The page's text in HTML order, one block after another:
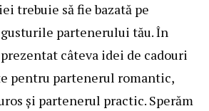
trebuie să fie bazată pe
partenerului tău. În
câteva idei de cadouri
pentru partenerul romantic,
și partenerul practic. Sperăm